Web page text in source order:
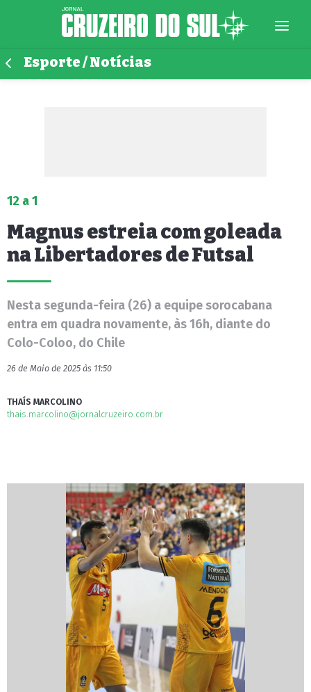
Esporte / Notícias
12 a 1
Magnus estreia com goleada
na Libertadores de Futsal
Nesta segunda-feira (26) a equipe sorocabana
entra em quadra novamente, às 16h, diante do
Colo-Coloo, do Chile
26 de Maio de 2025 às 11:50
THAÍS MARCOLINO
thais.marcolino@jornalcruzeiro.com.br